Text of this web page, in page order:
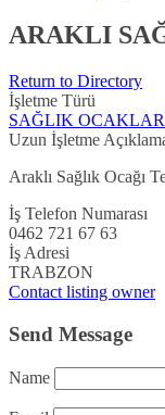
ARAKLI
Return to Directory
İşletme Türü
SAĞLIK
Uzun İşletme
Araklı Sağlık Ocağı
İş Telefon Numarası
0462 721 67 63
İş Adresi
TRABZON
Contact listing owner
Send Message
Name